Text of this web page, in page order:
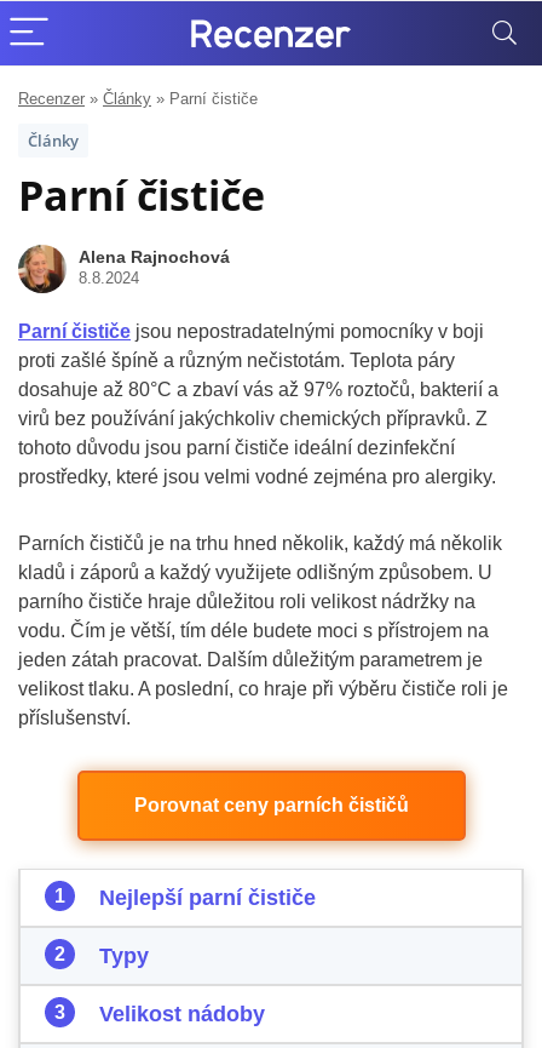
Recenzer » Články » Parní čističe
Články
Parní čističe
Alena Rajnochová
8.8.2024
Parní čističe jsou nepostradatelnými pomocníky v boji
proti zašlé špíně a různým nečistotám. Teplota páry
dosahuje až 80°C a zbaví vás až 97% roztočů, bakterií a
virů bez používání jakýchkoliv chemických přípravků. Z
tohoto důvodu jsou parní čističe ideální dezinfekční
prostředky, které jsou velmi vodné zejména pro alergiky.
Parních čističů je na trhu hned několik, každý má několik
kladů i záporů a každý využijete odlišným způsobem. U
parního čističe hraje důležitou roli velikost nádržky na
vodu. Čím je větší, tím déle budete moci s přístrojem na
jeden zátah pracovat. Dalším důležitým parametrem je
velikost tlaku. A poslední, co hraje při výběru čističe roli je
příslušenství.
Porovnat ceny parních čističů
Nejlepší parní čističe
Typy
Velikost nádoby